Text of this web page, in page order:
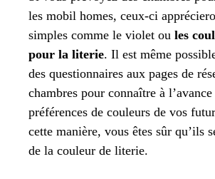
les mobil homes, ceux-ci
simples comme le violet ou les
pour la literie. Il est même
des questionnaires aux pages de
chambres pour connaître à l’avance
préférences de couleurs de vos
cette manière, vous êtes sûr qu’ils
de la couleur de literie.